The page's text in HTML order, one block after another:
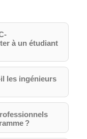
à un étudiant
les ingénieurs
?